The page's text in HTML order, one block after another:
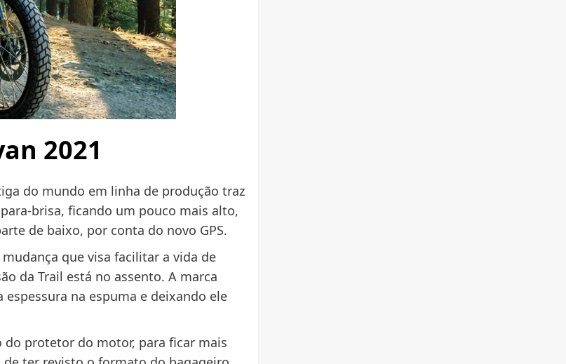
2021
do mundo em linha de produção traz
brisa, ficando um pouco mais alto,
de baixo, por conta do novo GPS.
que visa facilitar a vida de
da Trail está no assento. A marca
na espuma e deixando ele
do protetor do motor, para ficar mais